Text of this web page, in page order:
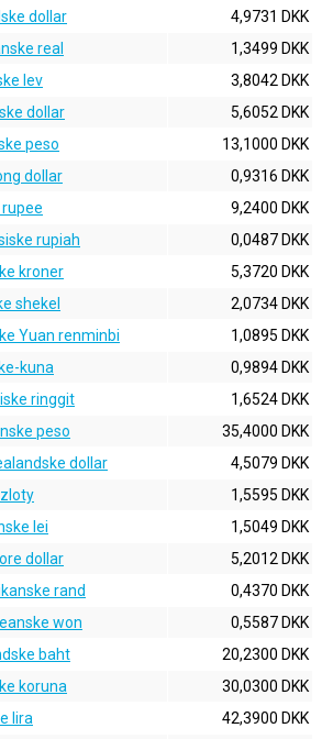
dollar
4,9731 DKK
real
1,3499 DKK
lev
3,8042 DKK
dollar
5,6052 DKK
peso
13,1000 DKK
dollar
0,9316 DKK
rupee
9,2400 DKK
rupiah
0,0487 DKK
kroner
5,3720 DKK
shekel
2,0734 DKK
Yuan renminbi
1,0895 DKK
kuna
0,9894 DKK
ringgit
1,6524 DKK
peso
35,4000 DKK
dollar
4,5079 DKK
1,5595 DKK
lei
1,5049 DKK
dollar
5,2012 DKK
rand
0,4370 DKK
won
0,5587 DKK
baht
20,2300 DKK
koruna
30,0300 DKK
lira
42,3900 DKK